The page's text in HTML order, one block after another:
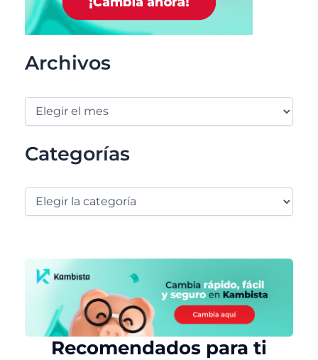
Archivos
Categorías
Recomendados para ti